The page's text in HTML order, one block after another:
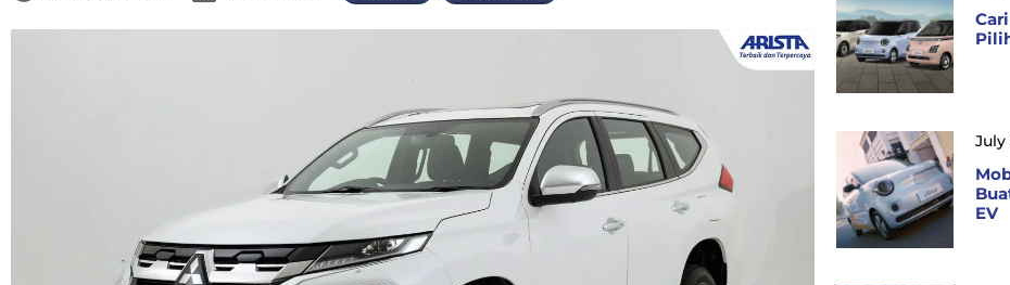
EV
July